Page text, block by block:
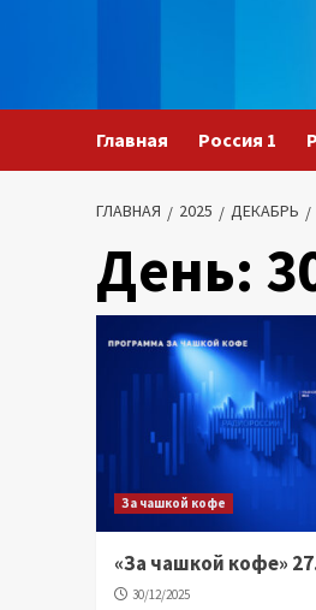
Главная Россия 1
ГЛАВНАЯ 2025 ДЕКАБРЬ
День:
За чашкой кофе
«За чашкой кофе»
30/12/2025